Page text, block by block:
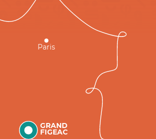
GRAND
FIGEAC
Paris